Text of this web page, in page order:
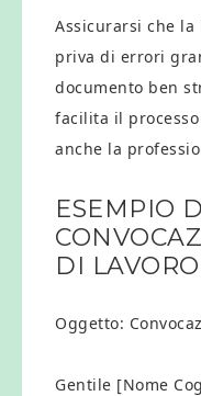
Assicurarsi che
priva di errori
documento ben
facilita il
anche la
ESEMPIO
DI LAVORO​
Oggetto:
Gentile [Nome